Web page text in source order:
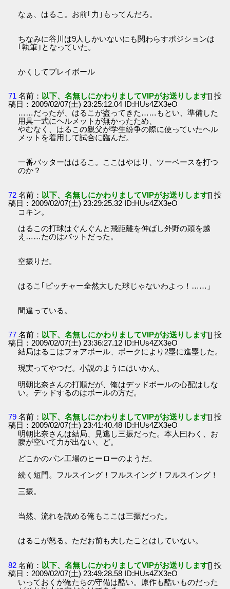
なぁ、はるこ。お前｢力｣もってんだろ。
ちなみに谷川は9人しかいないにも関わらすポジションは
｢執筆｣となっていた。
かくしてプレイボール
71 名前： 以下、名無しにかわりましてVIPがお送りします[] 投
稿日：2009/02/07(土) 23:25:12.04 ID:HUs4ZX3eO
……だったが、はるこが盗ってきた……もとい、準備した
用具一式にヘルメットが無かったため、
やむなく、はるこの親父が学生紛争の際に使っていたヘル
メットを着用して試合に臨んだ。
一番バッターははるこ。ここはやはり、ツーベースを打つ
のか？
72 名前： 以下、名無しにかわりましてVIPがお送りします[] 投
稿日：2009/02/07(土) 23:29:25.32 ID:HUs4ZX3eO
コキン。
はるこの打球はぐんぐんと飛距離を伸ばし外野の頭を越
え……たのはバットだった。
空振りだ。
はるこ｢ピッチャー全然大した球じゃないわよっ！……」
間違っている。
77 名前： 以下、名無しにかわりましてVIPがお送りします[] 投
稿日：2009/02/07(土) 23:36:27.12 ID:HUs4ZX3eO
結局はるこはフォアボール、ボークにより2塁に進塁した。
現実ってやつだ。小説のようにはいかん。
明朝比奈さんの打順だが、俺はデッドボールの心配はしな
い。デッドするのはボールの方だ。
79 名前： 以下、名無しにかわりましてVIPがお送りします[] 投
稿日：2009/02/07(土) 23:41:40.48 ID:HUs4ZX3eO
明朝比奈さんは結局、見逃し三振だった。本人曰わく、お
腹が空いて力が出ない、ど。
どこかのパン工場のヒーローのようだ。
続く短門。フルスイング！フルスイング！フルスイング！
三振。
当然、流れを読める俺もここは三振だった。
はるこが怒る。ただお前も大したことはしていない。
82 名前： 以下、名無しにかわりましてVIPがお送りします[] 投
稿日：2009/02/07(土) 23:49:28.58 ID:HUs4ZX3eO
いっておくが俺たちの守備は酷い。原作も酷いものだった